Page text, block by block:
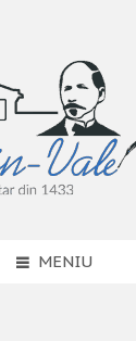
MENIU